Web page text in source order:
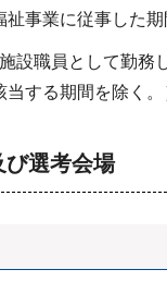
祉事業に従事した期
設職員として勤務
当する期間を除く。
選考会場